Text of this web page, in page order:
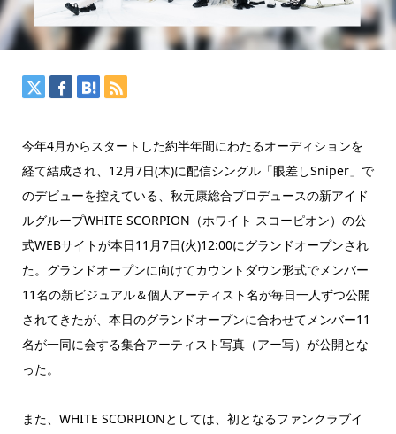
今年4月からスタートした約半年間にわたるオーディションを
経て結成され、12月7日(木)に配信シングル「眼差しSniper」で
のデビューを控えている、秋元康総合プロデュースの新アイド
ルグループWHITE SCORPION（ホワイト スコーピオン）の公
式WEBサイトが本日11月7日(火)12:00にグランドオープンされ
た。グランドオープンに向けてカウントダウン形式でメンバー
11名の新ビジュアル＆個人アーティスト名が毎日一人ずつ公開
されてきたが、本日のグランドオープンに合わせてメンバー11
名が一同に会する集合アーティスト写真（アー写）が公開とな
った。
また、WHITE SCORPIONとしては、初となるファンクラブイ